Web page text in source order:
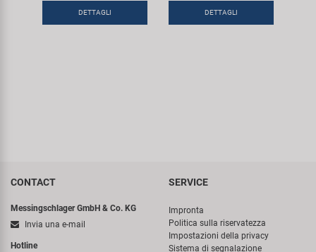
DETTAGLI DETTAGLI
CONTACT
Messingschlager GmbH & Co. KG
Invia una e-mail
Hotline
SERVICE
Impronta
Politica sulla riservatezza
Impostazioni della privacy
Sistema di segnalazione